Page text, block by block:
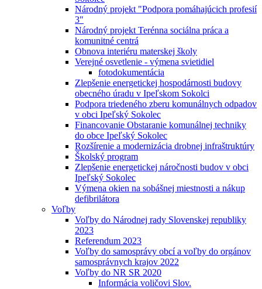
Národný projekt "Podpora pomáhajúcich profesií
3"
Národný projekt Terénna sociálna práca a
komunitné centrá
Obnova interiéru materskej školy
Verejné osvetlenie - výmena svietidiel
fotodokumentácia
Zlepšenie energetickej hospodárnosti budovy
obecného úradu v Ipeľskom Sokolci
Podpora triedeného zberu komunálnych odpadov
v obci Ipeľský Sokolec
Financovanie Obstaranie komunálnej techniky
do obce Ipeľský Sokolec
Rozšírenie a modernizácia drobnej infraštruktúry
Školský program
Zlepšenie energetickej náročnosti budov v obci
Ipeľský Sokolec
Výmena okien na sobášnej miestnosti a nákup
defibrilátora
Voľby
Voľby do Národnej rady Slovenskej republiky
2023
Referendum 2023
Voľby do samosprávy obcí a voľby do orgánov
samosprávnych krajov 2022
Voľby do NR SR 2020
Informácia voličovi Slov.